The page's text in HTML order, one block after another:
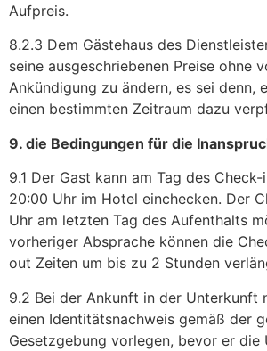
Aufpreis.
8.2.3 Dem Gästehaus des
seine ausgeschriebenen Preise ohne
Ankündigung zu ändern, es sei denn,
einen bestimmten Zeitraum dazu
9. die Bedingungen für die
9.1 Der Gast kann am Tag des
20:00 Uhr im Hotel einchecken. Der
Uhr am letzten Tag des Aufenthalts
vorheriger Absprache können die
out Zeiten um bis zu 2 Stunden
9.2 Bei der Ankunft in der Unterkunft
einen Identitätsnachweis gemäß der
Gesetzgebung vorlegen, bevor er die